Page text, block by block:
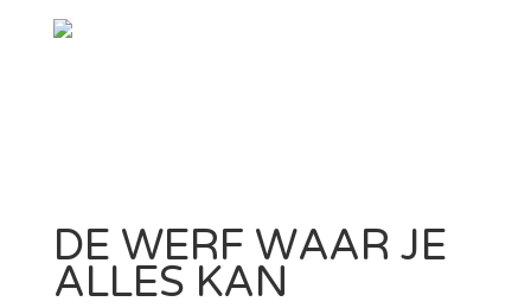
DE WERF WAAR JE
ALLES KAN